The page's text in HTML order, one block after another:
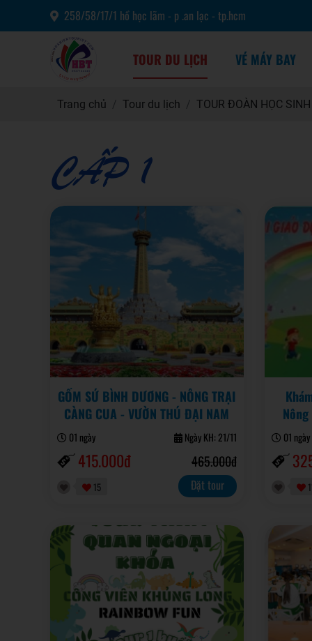
258/58/17/1 hồ học lãm - p .an lạc - tp.hcm
TOUR DU LỊCH VÉ MÁY BAY
Trang chủ Tour du lịch TOUR ĐOÀN HỌC SINH
CẤP 1
GỐM SỨ BÌNH DƯƠNG - NÔNG TRẠI
CÀNG CUA - VƯỜN THÚ ĐẠI NAM
01 ngày Ngày KH: 21/11
415.000đ 465.000đ
15 Đặt tour
01 ngày